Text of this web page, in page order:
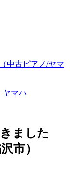
中古ピアノ/ヤマ
ヤマハ
ました
市）